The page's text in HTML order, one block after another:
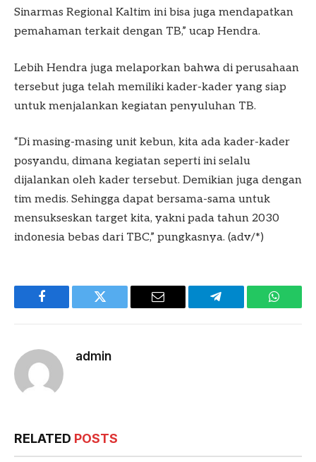
Sinarmas Regional Kaltim ini bisa juga mendapatkan
pemahaman terkait dengan TB,” ucap Hendra.
Lebih Hendra juga melaporkan bahwa di perusahaan
tersebut juga telah memiliki kader-kader yang siap
untuk menjalankan kegiatan penyuluhan TB.
“Di masing-masing unit kebun, kita ada kader-kader
posyandu, dimana kegiatan seperti ini selalu
dijalankan oleh kader tersebut. Demikian juga dengan
tim medis. Sehingga dapat bersama-sama untuk
mensukseskan target kita, yakni pada tahun 2030
indonesia bebas dari TBC,” pungkasnya. (adv/*)
Facebook Twitter Email Telegram
admin
RELATED POSTS